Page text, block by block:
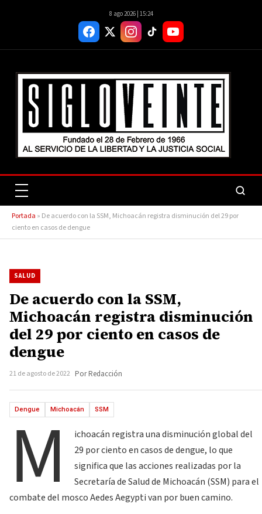
8 ago 2026 | 15:24
Portada » De acuerdo con la SSM, Michoacán registra disminución del 29 por
ciento en casos de dengue
SALUD
De acuerdo con la SSM,
Michoacán registra disminución
del 29 por ciento en casos de
dengue
21 de agosto de 2022 Por Redacción
Dengue Michoacán SSM
M
ichoacán registra una disminución global del
29 por ciento en casos de dengue, lo que
significa que las acciones realizadas por la
Secretaría de Salud de Michoacán (SSM) para el
combate del mosco Aedes Aegypti van por buen camino.